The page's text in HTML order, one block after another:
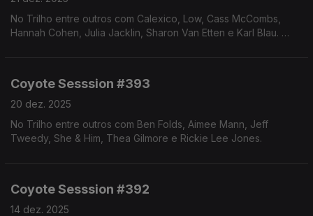
No Trilho entre outros com Calexico, Low, Cass McCombs,
Hannah Cohen, Julia Jacklin, Sharon Van Etten e Karl Blau.
Coyote Sesssion #393
20 dez. 2025
No Trilho entre outros com Ben Folds, Aimee Mann, Jeff
Tweedy, She & Him, Thea Gilmore e Rickie Lee Jones.
Coyote Sesssion #392
14 dez. 2025